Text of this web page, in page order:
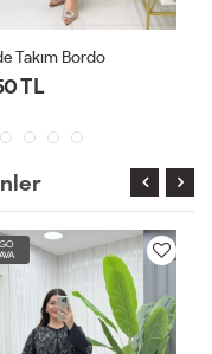
Takım Bordo
TL